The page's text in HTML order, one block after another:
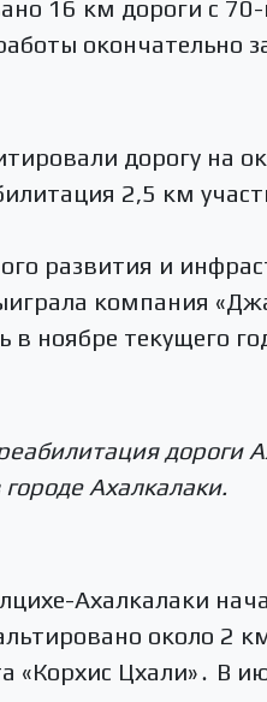
16 км дороги с
окончательно
дорогу на
2,5 км
развития и
компания
в ноябре текущего
дороги
Ахалкалаки.
Ахалкалаки
около 2
«Корхис Цхали»․ В